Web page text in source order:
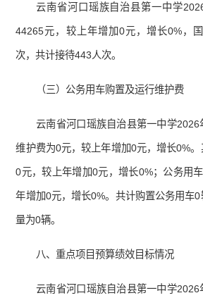
云南省河口瑶族自治县第一中学
44265元，较上年增加0元，增长0%，
次，共计接待443人次。
（三）公务用车购置及运行维护费
云南省河口瑶族自治县第一中学
维护费为0元，较上年增加0元，增长0%
0元，较上年增加0元，增长0%；公务用
年增加0元，增长0%。共计购置公务用车
量为0辆。
八、重点项目预算绩效目标情况
云南省河口瑶族自治县第一中学2026